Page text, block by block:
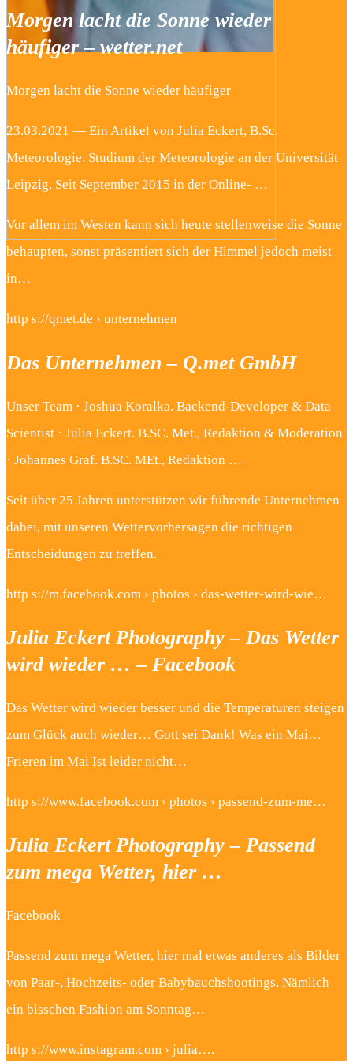
Morgen lacht die Sonne wieder
häufiger – wetter.net
Morgen lacht die Sonne wieder häufiger
23.03.2021 — Ein Artikel von Julia Eckert, B.Sc.
Meteorologie. Studium der Meteorologie an der Universität
Leipzig. Seit September 2015 in der Online- …
Vor allem im Westen kann sich heute stellenweise die Sonne
behaupten, sonst präsentiert sich der Himmel jedoch meist
in…
http s://qmet.de › unternehmen
Das Unternehmen – Q.met GmbH
Unser Team · Joshua Koralka. Backend-Developer & Data
Scientist · Julia Eckert. B.SC. Met., Redaktion & Moderation
· Johannes Graf. B.SC. MEt., Redaktion …
Seit über 25 Jahren unterstützen wir führende Unternehmen
dabei, mit unseren Wettervorhersagen die richtigen
Entscheidungen zu treffen.
http s://m.facebook.com › photos › das-wetter-wird-wie…
Julia Eckert Photography – Das Wetter
wird wieder … – Facebook
Das Wetter wird wieder besser und die Temperaturen steigen
zum Glück auch wieder… Gott sei Dank! Was ein Mai…
Frieren im Mai Ist leider nicht…
http s://www.facebook.com › photos › passend-zum-me…
Julia Eckert Photography – Passend
zum mega Wetter, hier …
Facebook
Passend zum mega Wetter, hier mal etwas anderes als Bilder
von Paar-, Hochzeits- oder Babybauchshootings. Nämlich
ein bisschen Fashion am Sonntag…
http s://www.instagram.com › julia….